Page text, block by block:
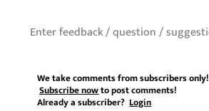
We take comments from subscribers only!
Subscribe nowto post comments!
Already a subscriber?Login